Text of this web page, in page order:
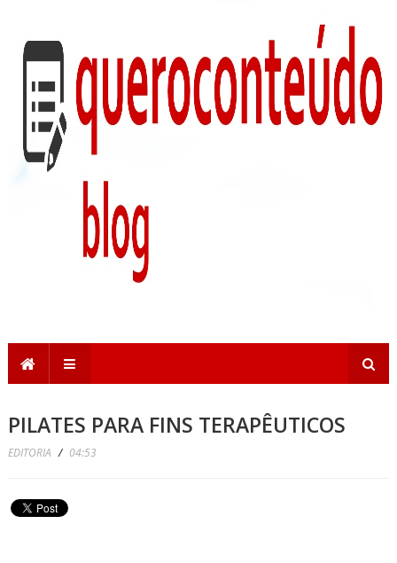
PILATES PARA FINS TERAPÊUTICOS
EDITORIA / 04:53